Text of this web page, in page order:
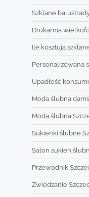
Szklane
Drukarnia
Ile kosztują
Personalizowana
Upadłość
Moda ślubna
Moda ślubna
Sukienki ślubne
Salon sukien
Przewodnik
Zwiedzanie